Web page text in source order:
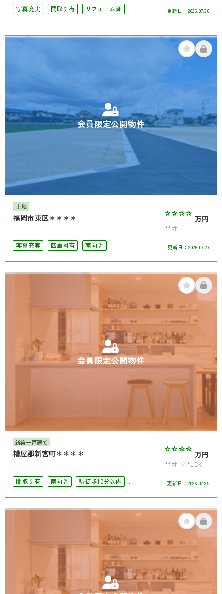
写真充実
間取り有
リフォーム済
更新日： 2026.07.30
会員限定公開物件
土地
福岡市東区＊＊＊＊ **** 万円
**坪
写真充実
区画図有 南向き 更新日： 2026.07.27
会員限定公開物件
新築一戸建て
糟屋郡新宮町＊＊＊＊ **** 万円
**坪
*LDK
間取り有
南向き
駅徒歩10分以内
更新日： 2026.07.25